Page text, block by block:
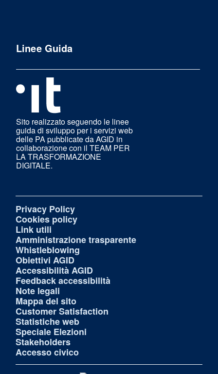
Linee Guida
Sito realizzato seguendo le linee
guida di sviluppo per i servizi web
delle PA pubblicate da AGID in
collaborazione con il TEAM PER
LA TRASFORMAZIONE
DIGITALE.
Privacy Policy
Cookies policy
Link utili
Amministrazione trasparente
Whistleblowing
Obiettivi AGID
Accessibilità AGID
Feedback accessibilità
Note legali
Mappa del sito
Customer Satisfaction
Statistiche web
Speciale Elezioni
Stakeholders
Accesso civico